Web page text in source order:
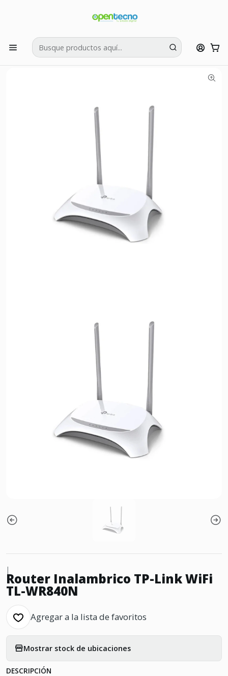
Router Inalambrico TP-Link WiFi TL-WR840N
|
Router Inalambrico TP-Link WiFi
TL-WR840N
Agregar a la lista de favoritos
Mostrar stock de ubicaciones
DESCRIPCIÓN